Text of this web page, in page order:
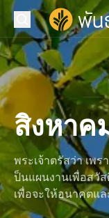
พันธกิจมานา
เปิด
แนะนำ
เฝ้าเดี่ยวกับมานา
พันธกิจของเรา
สื่อของเรา
เกี่ยวกับเรา
ค้นหา
สิงหาค
พระเจ้าตรัสว่า เพร
ป็นแผนงานเพื่อสวั
เพื่อจะให้อนาคตแล